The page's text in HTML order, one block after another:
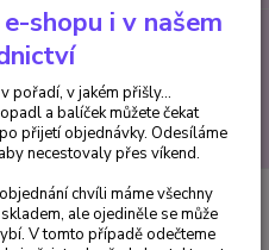
Hledat
- cena za kus v 3-kusovém
shopu i v našem
pořadí, v jakém přišly...
a balíček můžete čekat
přijetí objednávky. Odesíláme
necestovaly přes víkend.
chvíli máme všechny
ale ojediněle se může
V tomto případě odečteme